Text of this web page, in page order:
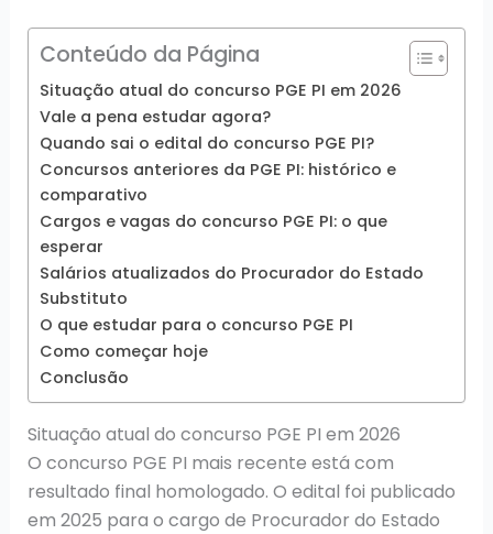
Conteúdo da Página
Situação atual do concurso PGE PI em 2026
Vale a pena estudar agora?
Quando sai o edital do concurso PGE PI?
Concursos anteriores da PGE PI: histórico e
comparativo
Cargos e vagas do concurso PGE PI: o que
esperar
Salários atualizados do Procurador do Estado
Substituto
O que estudar para o concurso PGE PI
Como começar hoje
Conclusão
Situação atual do concurso PGE PI em 2026
O concurso PGE PI mais recente está com
resultado final homologado. O edital foi publicado
em 2025 para o cargo de Procurador do Estado